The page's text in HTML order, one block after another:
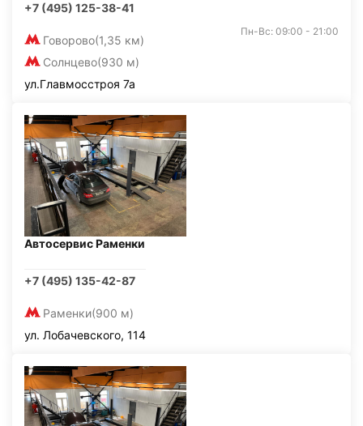
+7 (495) 125-38-41
Говорово(1,35 км)
Солнцево(930 м)
Пн-Вс: 09:00 - 21:00
ул.Главмосстроя 7а
Автосервис Раменки
+7 (495) 135-42-87
Раменки(900 м)
ул. Лобачевского, 114